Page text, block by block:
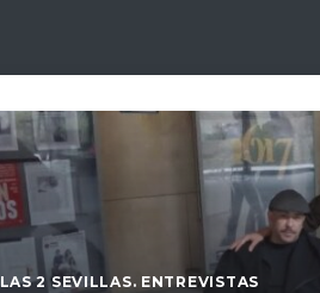
LAS 2 SEVILLAS. ENTREVISTAS